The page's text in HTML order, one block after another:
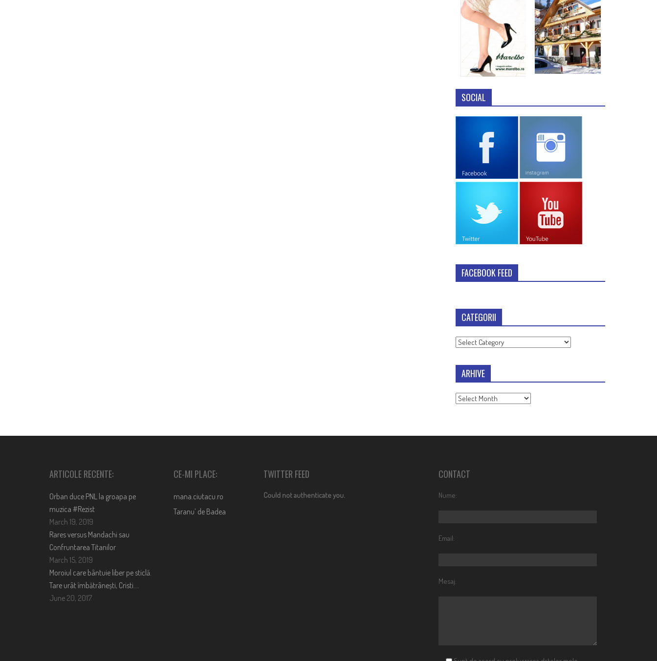
SOCIAL
FACEBOOK FEED
CATEGORII
Categorii
ARHIVE
Arhive
ARTICOLE RECENTE:
Orban duce PNL la groapa pe
muzica #Rezist
March 19, 2019
Rares versus Mandachi sau
Confruntarea Titanilor
March 15, 2019
Moroiul care bântuie liber pe sticlă.
Tare urât îmbătrânești, Cristi….
June 20, 2017
CE-MI PLACE:
mana.ciutacu.ro
Taranu’ de Badea
TWITTER FEED
Could not authenticate you.
CONTACT
Nume:
Email:
Mesaj: